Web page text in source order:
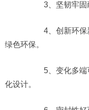
3、坚韧牢固耐
4、创新环保新
绿色环保。
5、变化多端可
化设计。